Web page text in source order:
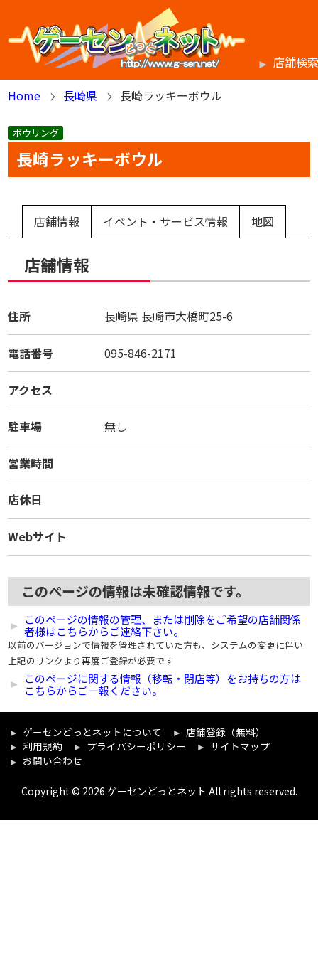
店舗検
Home
長崎県 長崎ラッキーボウル
ボウリング
長崎ラッキーボウル
店舗情報 イベント・サービス情報 地図
店舗情報
住所 長崎県 長崎市大橋町25-6
電話番号 095-846-2171
アクセス
駐車場 無し
営業時間
店休日
Webサイト
このページの情報は未確認情報です。
このページの情報の管理、または削除をご希望の店舗関係
者様はこちらからご連絡下さい。
以前のバージョンで情報を管理されていた方も、システムの変更に伴い
上記のリンクより再度ご登録が必要です
このページに関する情報（移転・閉店等）をお持ちの方は
こちらからご一報ください。
ゲーセンどっとネットについて
店舗登録（無料）
利用規約
プライバシーポリシー
サイトマップ
お問い合わせ
Copyright © 2026 ゲーセンどっとネット All rights reserved.